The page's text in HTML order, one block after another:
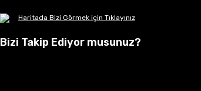
Haritada Bizi Görmek için Tıklayınız
Bizi Takip Ediyor musunuz?